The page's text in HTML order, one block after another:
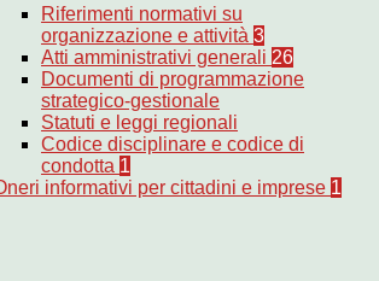
Riferimenti normativi su
organizzazione e attività 3
Atti amministrativi generali 26
Documenti di programmazione
strategico-gestionale
Statuti e leggi regionali
Codice disciplinare e codice di
condotta 1
informativi per cittadini e imprese 1